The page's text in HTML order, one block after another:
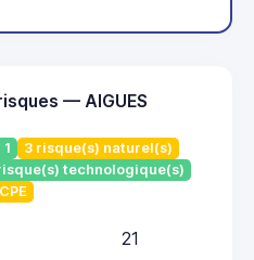
— AIGUES
3 risque(s) naturel(s)
technologique(s)
21